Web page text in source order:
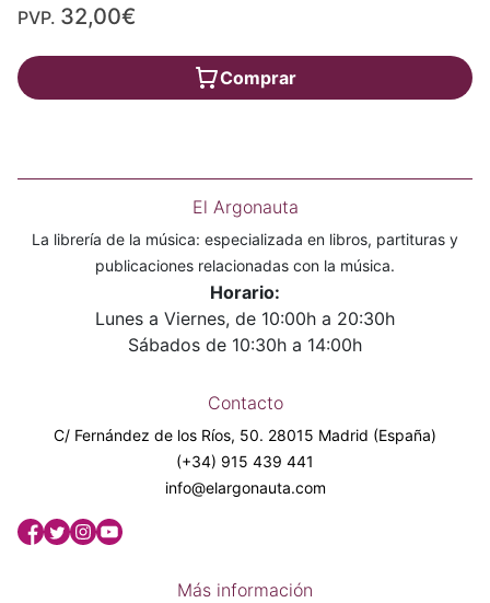
PVP. 32,00€
Comprar
El Argonauta
La librería de la música: especializada en libros, partituras y
publicaciones relacionadas con la música.
Horario:
Lunes a Viernes, de 10:00h a 20:30h
Sábados de 10:30h a 14:00h
Contacto
C/ Fernández de los Ríos, 50. 28015 Madrid (España)
(+34) 915 439 441
info@elargonauta.com
Más información